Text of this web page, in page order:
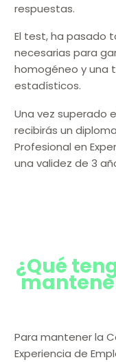
respuestas.
El test, ha pasado
necesarias para
homogéneo y una
estadísticos.
Una vez superado
recibirás un
Profesional en
una validez de 3
¿Qué
Para mantener la
Experiencia de